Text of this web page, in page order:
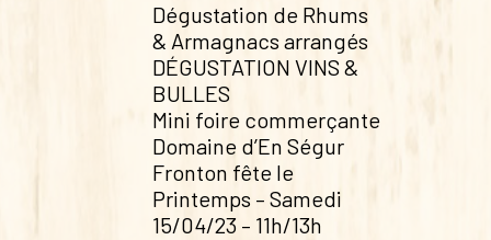
Dégustation de Rhums
& Armagnacs arrangés
DÉGUSTATION VINS &
BULLES
Mini foire commerçante
Domaine d’En Ségur
Fronton fête le
Printemps – Samedi
15/04/23 – 11h/13h